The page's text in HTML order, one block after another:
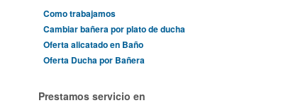
Como trabajamos
Cambiar bañera por plato de ducha
Oferta alicatado en Baño
Oferta Ducha por Bañera
Prestamos servicio en